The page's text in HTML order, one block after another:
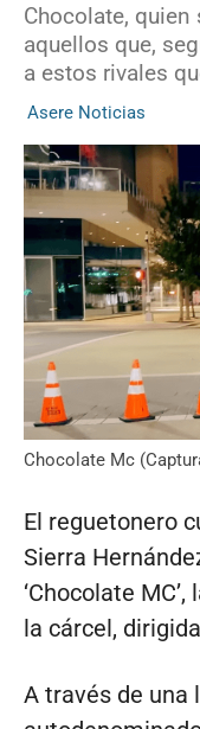
Chocolate,
aquellos que,
a estos rivales
Asere Noticias
Chocolate Mc
El reguetonero
Sierra
‘Chocolate
la cárcel,
A través de una